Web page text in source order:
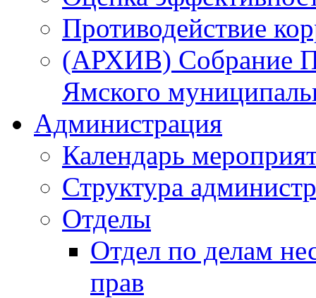
Противодействие
(АРХИВ) Собрание
Ямского
Администрация
Календарь
Структура
Отделы
Отдел по делам
прав